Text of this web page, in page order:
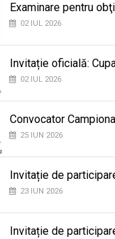
Examinare pentru
02 IUL 2026
Invitație oficială:
02 IUL 2026
Convocator
25 IUN 2026
Invitație de
23 IUN 2026
Invitație de